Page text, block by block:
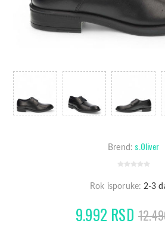
Brend: s.Oliver
Rok isporuke: 2-3
9.992 RSD